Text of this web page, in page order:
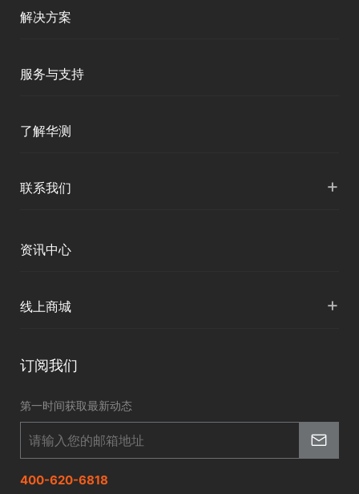
海洋测绘
精准农业
数字施工
解决方案
地灾监测
智慧交通
智慧海洋
智慧农业
智慧林草
服务与支持
了解华测
投资者关系
联系我们 +
申请成为伙伴
资讯中心
线上商城 +
订阅我们
第一时间获取最新动态
400-620-6818